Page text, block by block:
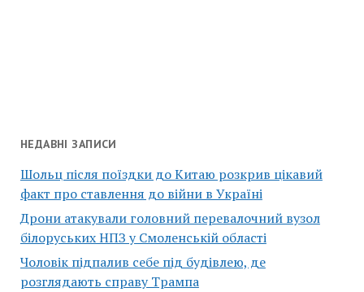
НЕДАВНІ ЗАПИСИ
Шольц після поїздки до Китаю розкрив цікавий
факт про ставлення до війни в Україні
Дрони атакували головний перевалочний вузол
білоруських НПЗ у Смоленській області
Чоловік підпалив себе під будівлею, де
розглядають справу Трампа